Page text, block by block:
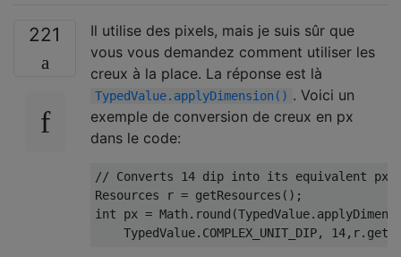
221
Il utilise des pixels, mais je suis sûr que
vous vous demandez comment utiliser les
creux à la place. La réponse est là
TypedValue.applyDimension() . Voici un
exemple de conversion de creux en px
dans le code:
// Converts 14 dip into its equivalent px
Resources r = getResources ();
int px = Math . round (TypedValue.
TypedValue. COMPLEX_UNIT_DIP, 14, r.